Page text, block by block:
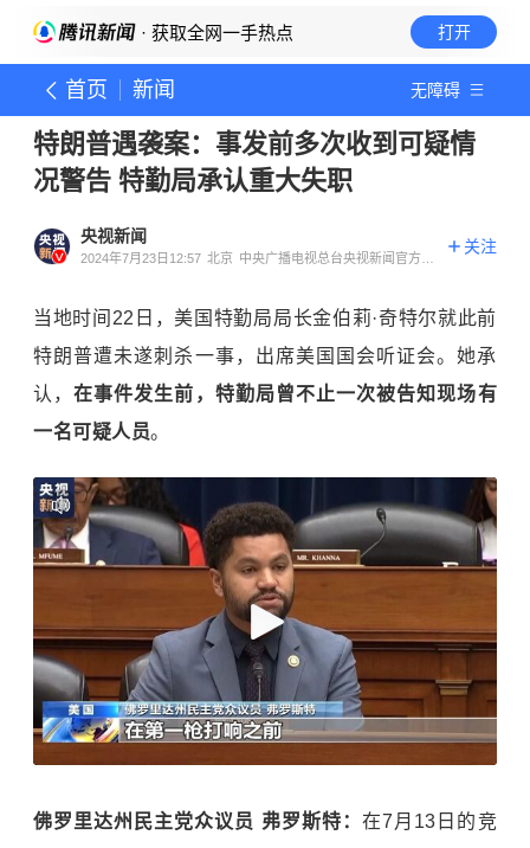
· 获取全网一手热点 打开
首页 新闻 无障碍
特朗普遇袭案：事发前多次收到可疑情
况警告 特勤局承认重大失职
央视新闻
2024年7月23日12:57 北京 中央广播电视总台央视新闻官方账
关注
当地时间22日，美国特勤局局长金伯莉·奇特尔就此前
特朗普遭未遂刺杀一事，出席美国国会听证会。她承
认，在事件发生前，特勤局曾不止一次被告知现场有
一名可疑人员。
佛罗里达州民主党众议员 弗罗斯特： 在7月13日的竞